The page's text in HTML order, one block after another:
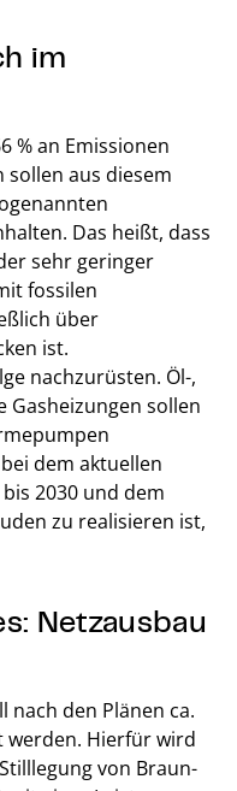
im
% an Emissionen
aus diesem
Das heißt, dass
sehr geringer
fossilen
über
ist.
nachzurüsten. Öl-,
Gasheizungen sollen
dem aktuellen
2030 und dem
zu realisieren ist,
Netzausbau
nach den Plänen ca.
werden. Hierfür wird
von Braun-